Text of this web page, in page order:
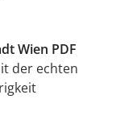
Wien PDF
der echten